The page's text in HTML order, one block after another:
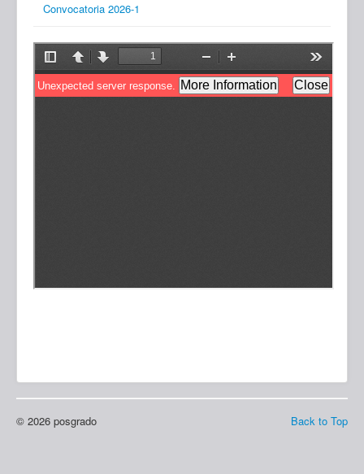
Convocatoria 2026-1
Back to Top
© 2026 posgrado